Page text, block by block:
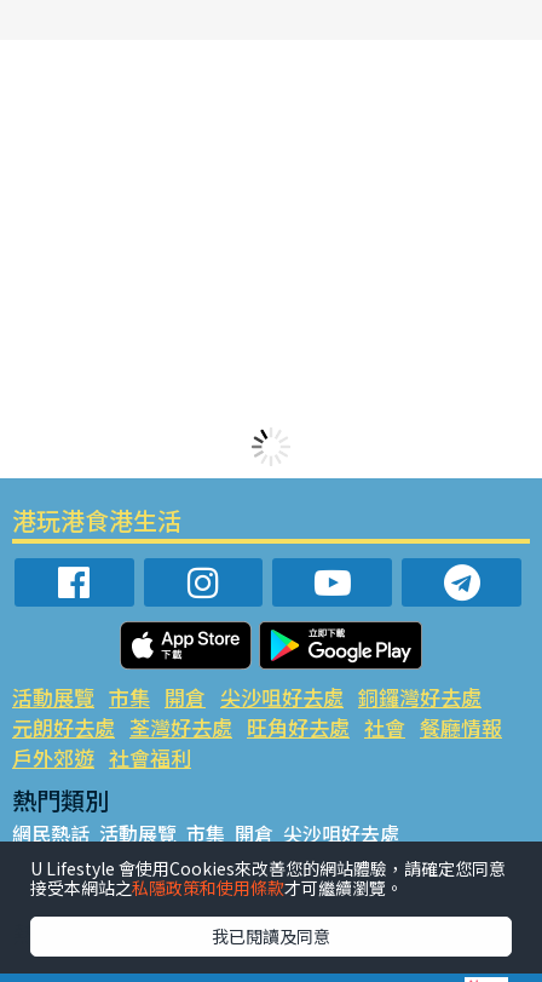
港玩港食港生活
活動展覽 市集 開倉 尖沙咀好去處 銅鑼灣好去處
元朗好去處 荃灣好去處 旺角好去處 社會 餐廳情報
戶外郊遊 社會福利
熱門類別
網民熱話 活動展覽 市集 開倉 尖沙咀好去處
銅鑼灣好去處 元朗好去處 荃灣好去處 旺角好去處 社會
餐廳情報 戶外郊遊
熱門標籤
#UGO搵好去處 #人氣活動推介 #美食社群熱話
U Lifestyle 會使用Cookies來改善您的網站體驗，請確定您同意
接受本網站之私隱政策和使用條款才可繼續瀏覽。
我已閱讀及同意